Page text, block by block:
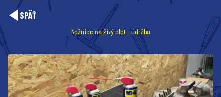
SPÄŤ
Nožnice na živý plot - údržba